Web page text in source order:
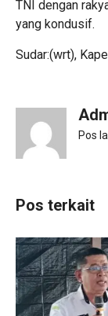
TNI dengan
yang kondusif.
Sudar:(wrt),
Pos
Pos terkait